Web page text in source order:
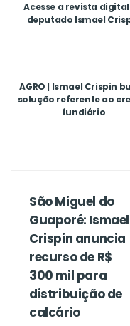
Acesse a revista
deputado Ismael
AGRO | Ismael Crispin
solução referente ao
fundiário
São Miguel do
Guaporé: Ismael
Crispin anuncia
recurso de R$
300 mil para
distribuição de
calcário